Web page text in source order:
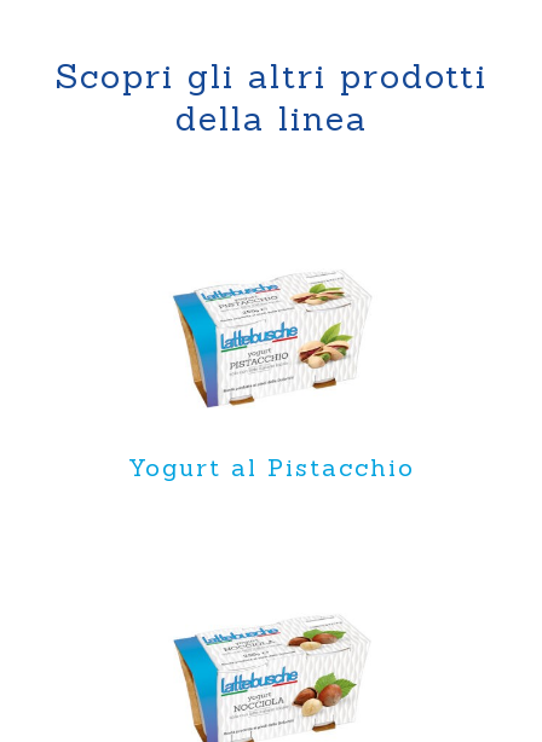
Scopri gli altri prodotti
della linea
Yogurt al Pistacchio